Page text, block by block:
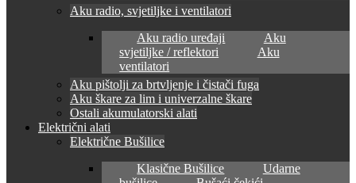
Aku radio, svjetiljke i ventilatori
Aku radio uređaji
Aku
svjetiljke / reflektori
Aku
ventilatori
Aku pištolji za brtvljenje i čistači fuga
Aku škare za lim i univerzalne škare
Ostali akumulatorski alati
Električni alati
Električne Bušilice
Klasične Bušilice
Udarne